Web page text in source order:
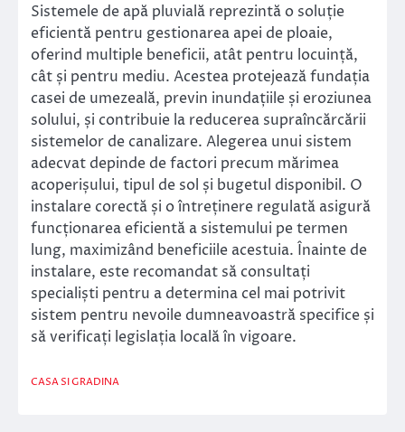
Sistemele de apă pluvială reprezintă o soluție
eficientă pentru gestionarea apei de ploaie,
oferind multiple beneficii, atât pentru locuință,
cât și pentru mediu. Acestea protejează fundația
casei de umezeală, previn inundațiile și eroziunea
solului, și contribuie la reducerea supraîncărcării
sistemelor de canalizare. Alegerea unui sistem
adecvat depinde de factori precum mărimea
acoperișului, tipul de sol și bugetul disponibil. O
instalare corectă și o întreținere regulată asigură
funcționarea eficientă a sistemului pe termen
lung, maximizând beneficiile acestuia. Înainte de
instalare, este recomandat să consultați
specialiști pentru a determina cel mai potrivit
sistem pentru nevoile dumneavoastră specifice și
să verificați legislația locală în vigoare.
CASA SI GRADINA